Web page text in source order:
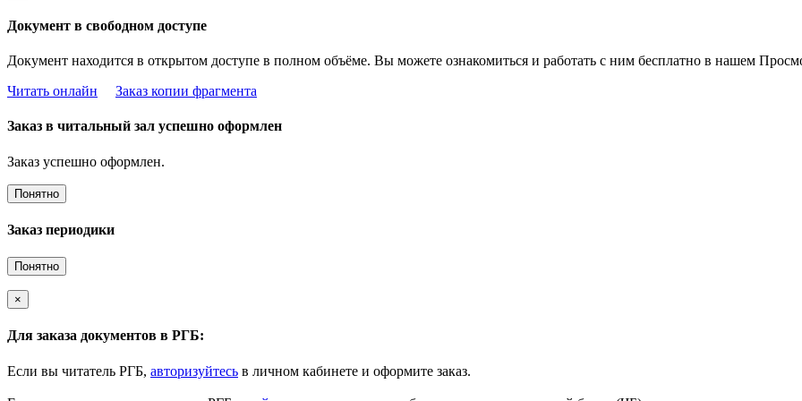
Документ в свободном доступе
Документ находится в открытом доступе в полном объёме. Вы можете ознакомиться и работать с ним бесплатно в нашем
Читать онлайн
Заказ копии фрагмента
Заказ в читальный зал успешно оформлен
Заказ успешно оформлен.
Понятно
Заказ периодики
Понятно
×
Для заказа документов в РГБ:
Если вы читатель РГБ, авторизуйтесь в личном кабинете и оформите заказ.